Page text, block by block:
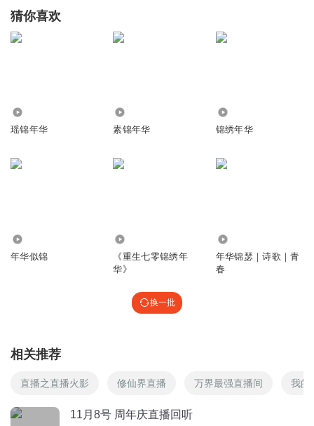
猜你喜欢
瑶锦年华 素锦年华 锦绣年华
年华似锦
《重生七零锦绣年
华》
年华锦瑟｜诗歌｜青
春
换一批
相关推荐
直播之直播火影 修仙界直播 万界最强直播间 我的
11月8号 周年庆直播回听